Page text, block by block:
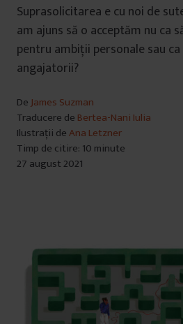
Suprasolicitarea e cu noi de
am ajuns să o acceptăm nu ca
pentru ambiții personale sau
angajatorii?
DeJames Suzman
Traducere de Bertea-Nani Iulia
Ilustrații deAna Letzner
Timp de citire: 10 minute
27 august 2021